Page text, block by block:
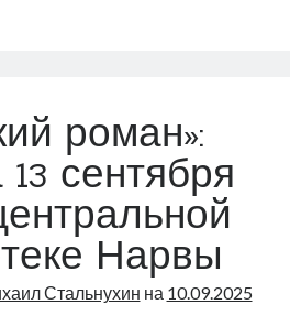
роман»:
13 сентября
Нарвы
Стальнухин на 10.09.2025